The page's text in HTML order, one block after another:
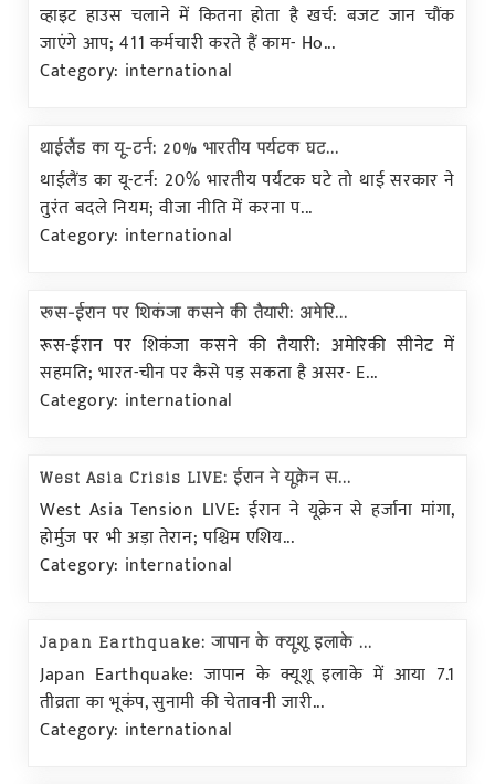
व्हाइट हाउस चलाने में कितना होता है खर्च: बजट जान चौंक
जाएंगे आप; 411 कर्मचारी करते हैं काम- Ho...
Category: international
थाईलैंड का यू-टर्न: 20% भारतीय पर्यटक घट...
थाईलैंड का यू-टर्न: 20% भारतीय पर्यटक घटे तो थाई सरकार ने
तुरंत बदले नियम; वीजा नीति में करना प...
Category: international
रूस-ईरान पर शिकंजा कसने की तैयारी: अमेरि...
रूस-ईरान पर शिकंजा कसने की तैयारी: अमेरिकी सीनेट में
सहमति; भारत-चीन पर कैसे पड़ सकता है असर- E...
Category: international
West Asia Crisis LIVE: ईरान ने यूक्रेन स...
West Asia Tension LIVE: ईरान ने यूक्रेन से हर्जाना मांगा,
होर्मुज पर भी अड़ा तेरान; पश्चिम एशिय...
Category: international
Japan Earthquake: जापान के क्यूशू इलाके ...
Japan Earthquake: जापान के क्यूशू इलाके में आया 7.1
तीव्रता का भूकंप, सुनामी की चेतावनी जारी...
Category: international